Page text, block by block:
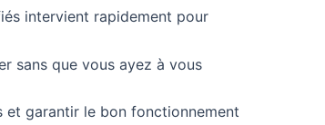
intervient rapidement pour
sans que vous ayez à vous
et garantir le bon fonctionnement